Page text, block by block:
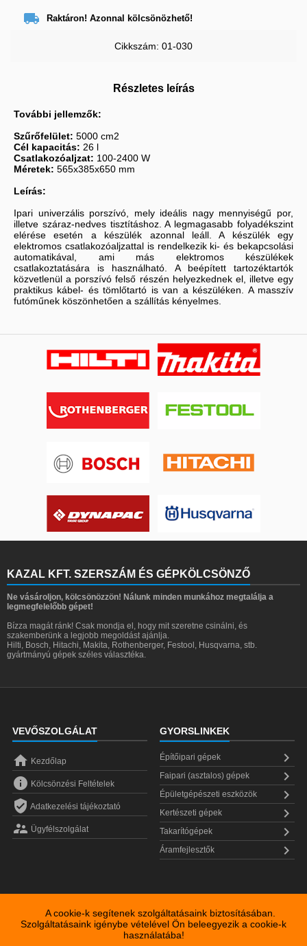
A cookie-k segítenek szolgáltatásaink biztosításában.
Szolgáltatásaink igénybe vételével Ön beleegyezik a cookie-k
használatába!
 Raktáron! Azonnal kölcsönözhető!
Cikkszám: 01-030
Részletes leírás
További jellemzők:
Szűrőfelület: 5000 cm2
Cél kapacitás: 26 l
Csatlakozóaljzat: 100-2400 W
Méretek: 565x385x650 mm
Leírás:
Ipari univerzális porszívó, mely ideális nagy mennyiségű por,
illetve száraz-nedves tisztításhoz. A legmagasabb folyadékszint
elérése esetén a készülék azonnal leáll. A készülék egy
elektromos csatlakozóaljzattal is rendelkezik ki- és bekapcsolási
automatikával, ami más elektromos készülékek
csatlakoztatására is használható. A beépített tartozéktartók
közvetlenül a porszívó felső részén helyezkednek el, illetve egy
praktikus kábel- és tömlőtartó is van a készüléken. A masszív
futóműnek köszönhetően a szállítás kényelmes.
KAZAL KFT. SZERSZÁM ÉS GÉPKÖLCSÖNZŐ
Ne vásároljon, kölcsönözzön! Nálunk minden munkához megtalálja a
legmegfelelőbb gépet!
Bízza magát ránk! Csak mondja el, hogy mit szeretne csinálni, és
szakemberünk a legjobb megoldást ajánlja.
Hilti, Bosch, Hitachi, Makita, Rothenberger, Festool, Husqvarna, stb.
gyártmányú gépek széles választéka.
VEVŐSZOLGÁLAT
 Kezdőlap
 Kölcsönzési Feltételek
 Adatkezelési tájékoztató
 Ügyfélszolgálat
GYORSLINKEK
Építőipari gépek 
Faipari (asztalos) gépek 
Épületgépészeti eszközök 
Kertészeti gépek 
Takarítógépek 
Áramfejlesztők 